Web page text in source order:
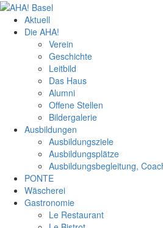
Aktuell
Die AHA!
Verein
Geschichte
Leitbild
Das Haus
Alumni
Offene Stellen
Bildergalerie
Ausbildungen
Ausbildungsziele
Ausbildungsplätze
Ausbildungsbegleitung,
PONTE
Wäscherei
Gastronomie
Le Restaurant